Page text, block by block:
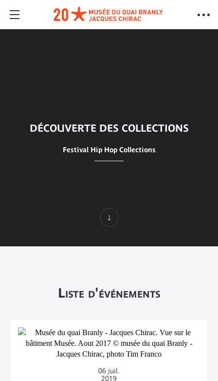
DÉCOUVERTE DES COLLECTIONS
Festival Hip Hop Collections
Liste d'événements
06 juil.
2019